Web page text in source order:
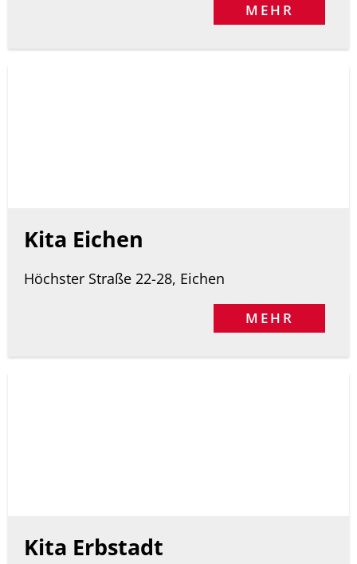
MEHR
Kita Eichen
Höchster Straße 22-28, Eichen
MEHR
Kita Erbstadt